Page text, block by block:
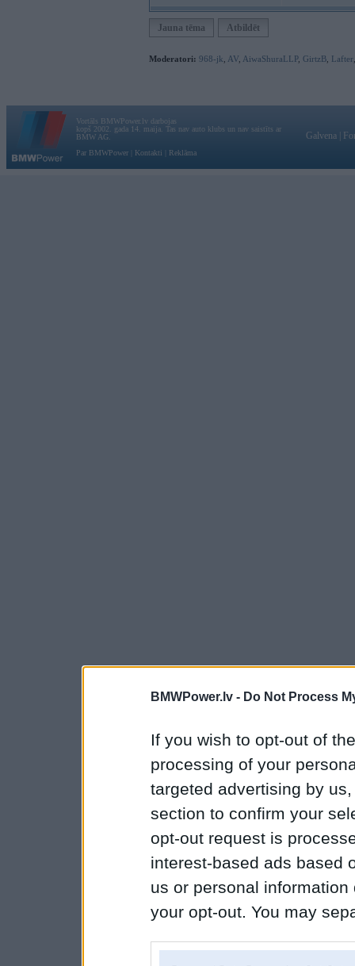
BMWPower.lv - Do Not Process
If you wish to opt-out of
processing of your
targeted advertising by
section to confirm your
opt-out request is
interest-based ads based
us or personal
your opt-out. You may
Jauna tēma Atbildēt
Moderatori: 968-jk AV AiwaShuraLLP, GirtzB Lafter
Vortāls BMWPower.lv darbojas
kopš 2002. gada 14. maija. Tas nav auto klubs un nav saistīts ar
BMW AG.
Par BMWPower
Kontakti Reklāma
Galvena